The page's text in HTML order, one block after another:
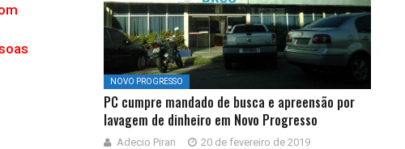
NOVO PROGRESSO
PC cumpre mandado de busca e apreensão por
lavagem de dinheiro em Novo Progresso
Adecio Piran 20 de fevereiro de 2019